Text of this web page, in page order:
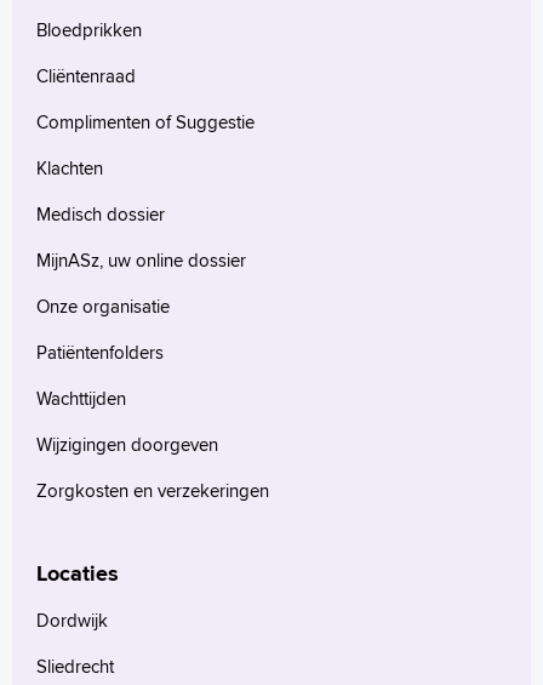
Bloedprikken
Cliëntenraad
Complimenten of Suggestie
Klachten
Medisch dossier
MijnASz, uw online dossier
Onze organisatie
Patiëntenfolders
Wachttijden
Wijzigingen doorgeven
Zorgkosten en verzekeringen
Locaties
Dordwijk
Sliedrecht